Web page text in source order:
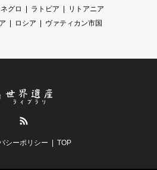
グロ ラトビア
リトアニア
ロシア
ヴァティカン市国
シーポリシー TOP